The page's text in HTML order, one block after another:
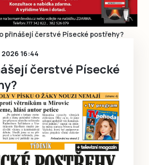
Přihlásit se
se přes Facebook
účet, chci se
Čtenáři píší
Speciální přílohy
Inzerce
přinášejí čerstvé Písecké postřehy?
2026 16:44
čerstvé Písecké